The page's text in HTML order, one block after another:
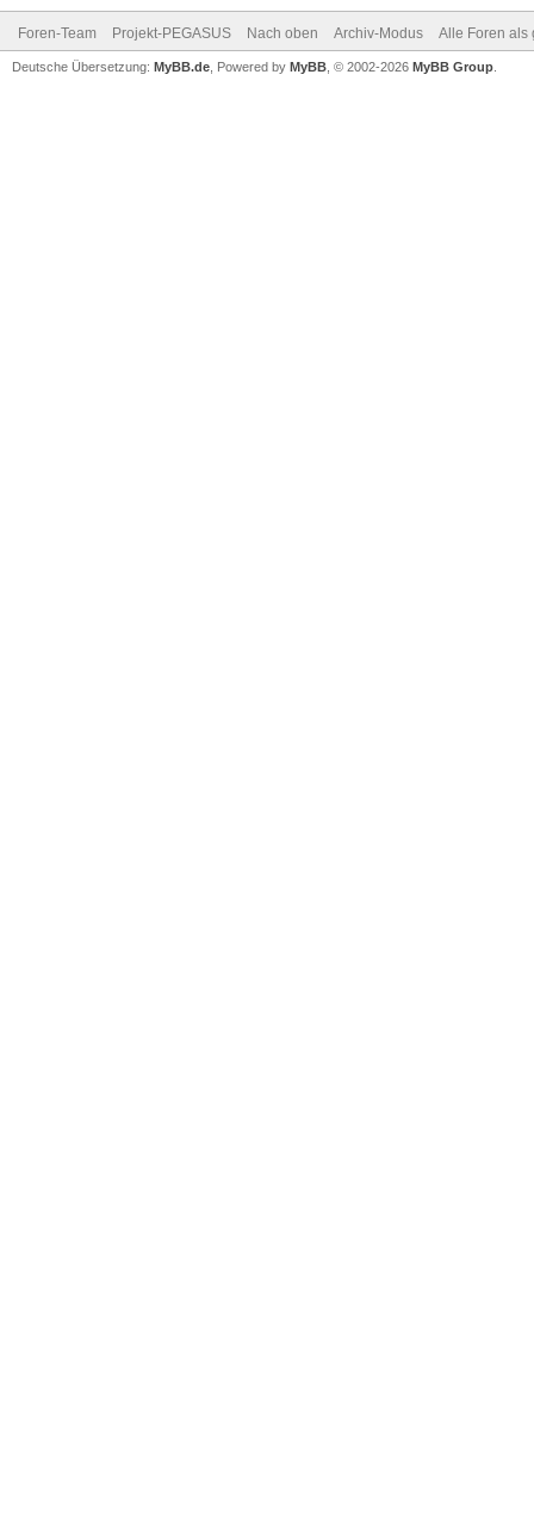
Foren-Team Projekt-PEGASUS Nach oben Archiv-Modus Alle Foren als
Deutsche Übersetzung: MyBB.de , Powered by MyBB , © 2002-2026 MyBB Group